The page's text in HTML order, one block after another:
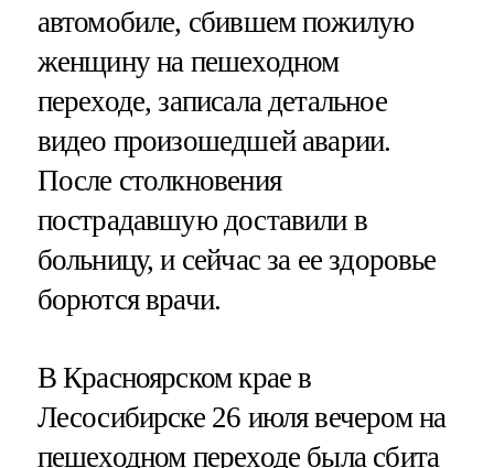
автомобиле, сбившем пожилую
женщину на пешеходном
переходе, записала детальное
видео произошедшей аварии.
После столкновения
пострадавшую доставили в
больницу, и сейчас за ее здоровье
борются врачи.
В Красноярском крае в
Лесосибирске 26 июля вечером на
пешеходном переходе была сбита